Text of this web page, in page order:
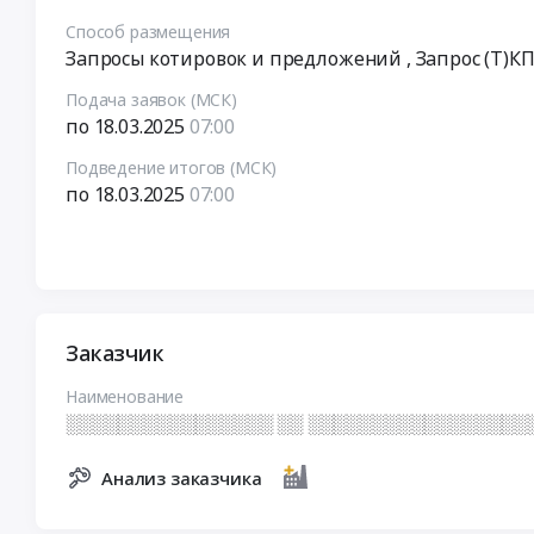
Способ размещения
Запросы котировок и предложений , Запрос (Т)КП
Подача заявок (МСК)
по 18.03.202507:00
Подведение итогов (МСК)
по 18.03.202507:00
Заказчик
Наименование
░░░░░░░░░░░░░░░░ ░░
Анализ заказчика